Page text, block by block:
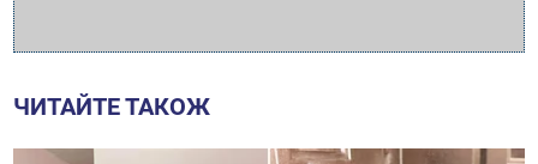
ЧИТАЙТЕ ТАКОЖ